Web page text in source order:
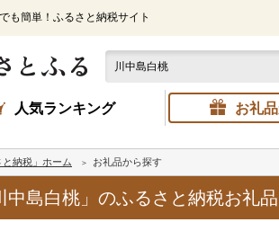
も簡単！ふるさと納税サイト
人気ランキング お礼
と納税」ホーム お礼品から探す
中島白桃」のふるさと納税お礼